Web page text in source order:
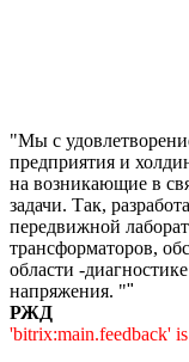
"Мы с
предприятия и
на возникающие в
задачи. Так,
передвижной
трансформаторов,
области -
напряжения. ""
РЖД
'bitrix:main.feedback'